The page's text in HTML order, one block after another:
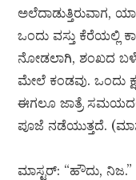
ಅಲೆದಾಡುತ್ತಿರುವಾಗ,
ಒಂದು ವಸ್ತು ಕೆರೆಯಲ್ಲಿ
ನೋಡಲಾಗಿ, ಶಂಖದ
ಮೇಲೆ ಕಂಡವು. ಒಂದು
ಈಗಲೂ ಜಾತ್ರೆ
ಪೂಜೆ ನಡೆಯುತ್ತದೆ.
ಮಾಸ್ಟರ್: “ಹೌದು, ನಿಜ.”